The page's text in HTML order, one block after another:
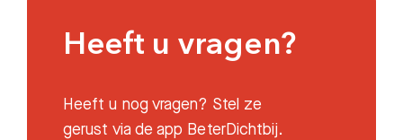
Heeft u vragen?
Heeft u nog vragen? Stel ze
gerust via de app BeterDichtbij.